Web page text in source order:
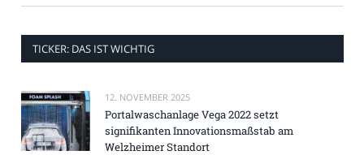
TICKER: DAS IST WICHTIG
12. NOVEMBER 2025
Portalwaschanlage Vega 2022 setzt
signifikanten Innovationsmaßstab am
Welzheimer Standort